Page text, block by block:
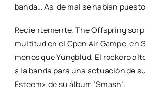
banda… Así de mal se habían
Recientemente, The Offspring
multitud en el Open Air Gampel en
menos que Yungblud. El rockero
a la banda para una actuación de
Esteem» de su álbum ‘Smash’.